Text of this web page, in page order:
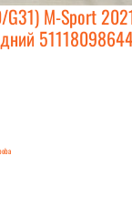
G31) M-Sport